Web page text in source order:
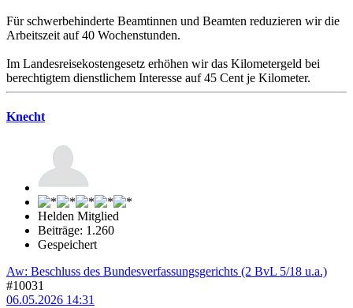
Für schwerbehinderte Beamtinnen und Beamten reduzieren wir die
Arbeitszeit auf 40 Wochenstunden.
Im Landesreisekostengesetz erhöhen wir das Kilometergeld bei
berechtigtem dienstlichem Interesse auf 45 Cent je Kilometer.
Knecht
Helden Mitglied
Beiträge: 1.260
Gespeichert
Aw: Beschluss des Bundesverfassungsgerichts (2 BvL 5/18 u.a.)
#10031
06.05.2026 14:31